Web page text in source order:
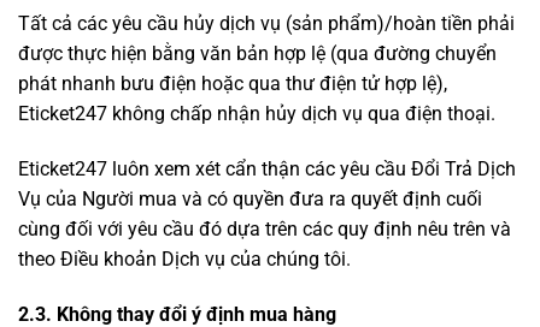
Tất cả các yêu cầu hủy dịch vụ (sản phẩm)/hoàn tiền phải
được thực hiện bằng văn bản hợp lệ (qua đường chuyển
phát nhanh bưu điện hoặc qua thư điện tử hợp lệ),
Eticket247 không chấp nhận hủy dịch vụ qua điện thoại.
Eticket247 luôn xem xét cẩn thận các yêu cầu Đổi Trả Dịch
Vụ của Người mua và có quyền đưa ra quyết định cuối
cùng đối với yêu cầu đó dựa trên các quy định nêu trên và
theo Điều khoản Dịch vụ của chúng tôi.
2.3. Không thay đổi ý định mua hàng